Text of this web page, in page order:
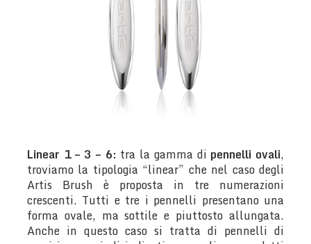
Linear 1 – 3 – 6: tra la gamma di pennelli ovali,
troviamo la tipologia “linear” che nel caso degli
Artis Brush è proposta in tre numerazioni
crescenti. Tutti e tre i pennelli presentano una
forma ovale, ma sottile e piuttosto allungata.
Anche in questo caso si tratta di pennelli di